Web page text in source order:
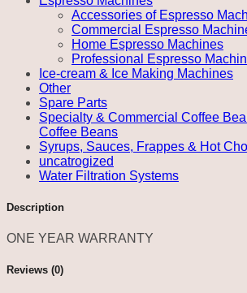
Accessories of Espresso
Commercial Espresso
Home Espresso Machines
Professional Espresso
Ice-cream & Ice Making Machines
Other
Spare Parts
Specialty & Commercial Coffee
Coffee Beans
Syrups, Sauces, Frappes & Hot
uncatrogized
Water Filtration Systems
Description
ONE YEAR WARRANTY
Reviews (0)